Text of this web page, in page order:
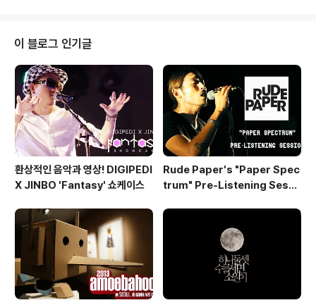
L.2 DOK2 &RADO 'IT'S WE EP' / DOK2 & DOUBL
E K 'FLOW 2 FLOW' / HUSTLE REAL HARD LP Su
preme Team E-sens 'New Blood Rapper vol.1' /
Simon Dominic 'I Just W..
이 블로그 인기글
환상적인 음악과 영상! DIGIPEDI
X JINBO 'Fantasy' 쇼케이스
Rude Paper's "Paper Spec
trum" Pre-Listening Sessi